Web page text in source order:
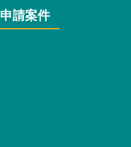
申請案件